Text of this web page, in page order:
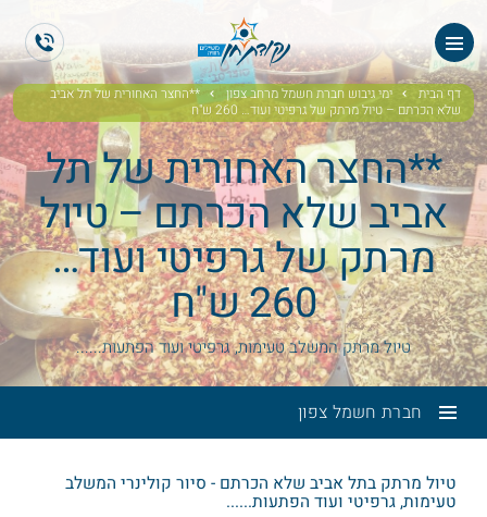
דף הבית ימי גיבוש חברת חשמל מרחב צפון
**החצר האחורית של תל אביב
שלא הכרתם – טיול מרתק של גרפיטי ועוד… 260 ש"ח
**החצר האחורית של תל
אביב שלא הכרתם – טיול
מרתק של גרפיטי ועוד…
260 ש"ח
טיול מרתק המשלב טעימות, גרפיטי ועוד הפתעות......
חברת חשמל צפון
טיול מרתק בתל אביב שלא הכרתם - סיור קולינרי המשלב
טעימות, גרפיטי ועוד הפתעות......
EN
ES